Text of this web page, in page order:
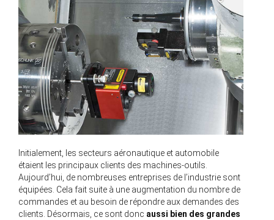
Initialement, les secteurs aéronautique et automobile
étaient les principaux clients des machines-outils.
Aujourd’hui, de nombreuses entreprises de l’industrie sont
équipées. Cela fait suite à une augmentation du nombre de
commandes et au besoin de répondre aux demandes des
clients. Désormais, ce sont donc aussi bien des grandes